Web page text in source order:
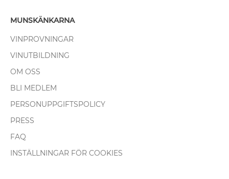
MUNSKÄNKARNA
VINPROVNINGAR
VINUTBILDNING
OM OSS
BLI MEDLEM
PERSONUPPGIFTSPOLICY
PRESS
FAQ
INSTÄLLNINGAR FÖR COOKIES